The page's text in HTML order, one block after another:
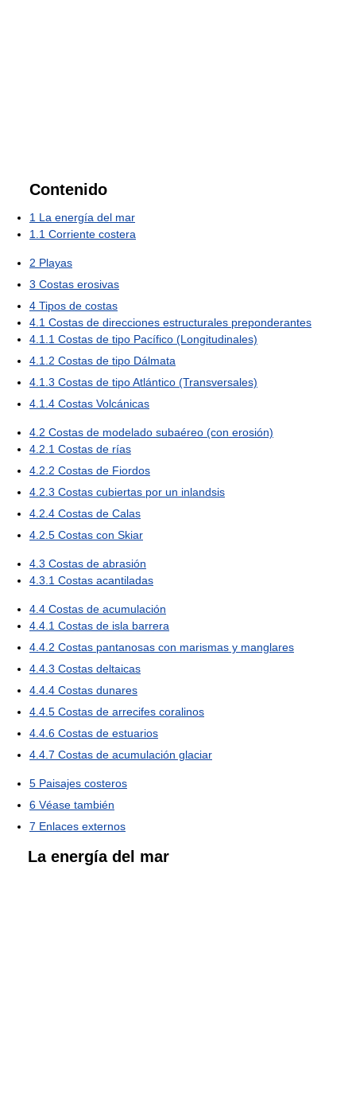
Contenido
1 La energía del mar
1.1 Corriente costera
2 Playas
3 Costas erosivas
4 Tipos de costas
4.1 Costas de direcciones estructurales preponderantes
4.1.1 Costas de tipo Pacífico (Longitudinales)
4.1.2 Costas de tipo Dálmata
4.1.3 Costas de tipo Atlántico (Transversales)
4.1.4 Costas Volcánicas
4.2 Costas de modelado subaéreo (con erosión)
4.2.1 Costas de rías
4.2.2 Costas de Fiordos
4.2.3 Costas cubiertas por un inlandsis
4.2.4 Costas de Calas
4.2.5 Costas con Skiar
4.3 Costas de abrasión
4.3.1 Costas acantiladas
4.4 Costas de acumulación
4.4.1 Costas de isla barrera
4.4.2 Costas pantanosas con marismas y manglares
4.4.3 Costas deltaicas
4.4.4 Costas dunares
4.4.5 Costas de arrecifes coralinos
4.4.6 Costas de estuarios
4.4.7 Costas de acumulación glaciar
5 Paisajes costeros
6 Véase también
7 Enlaces externos
La energía del mar